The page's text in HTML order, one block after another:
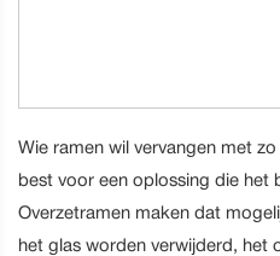
Wie ramen wil vervangen met
best voor een oplossing die het
Overzetramen maken dat
het glas worden verwijderd, het